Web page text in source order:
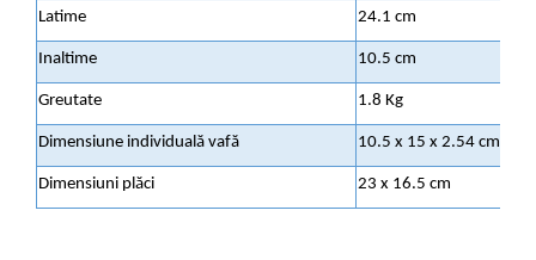
Latime 24.1 cm
Inaltime 10.5 cm
Greutate 1.8 Kg
Dimensiune individuală vafă 10.5 x 15 x 2.54 cm
Dimensiuni plăci 23 x 16.5 cm